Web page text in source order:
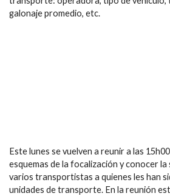
galonaje promedio, etc.
Este lunes se vuelven a reunir a las
esquemas de la focalización y conocer
varios transportistas a quienes les han
unidades de transporte. En la reunión